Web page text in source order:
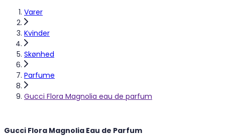
Varer
Kvinder
Skønhed
Parfume
Gucci Flora Magnolia eau de parfum
Gucci Flora Magnolia Eau de Parfum